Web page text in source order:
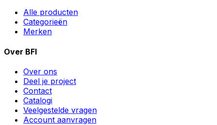
Alle producten
Categorieën
Merken
Over BFI
Over ons
Deel je project
Contact
Catalogi
Veelgestelde vragen
Account aanvragen